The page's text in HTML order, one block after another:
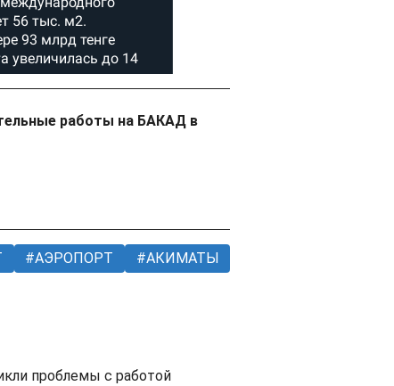
работы на БАКАД в
АЭРОПОРТ АКИМАТЫ
проблемы с работой